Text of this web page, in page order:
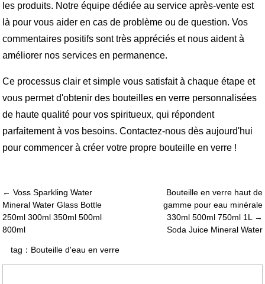
les produits. Notre équipe dédiée au service après-vente est
là pour vous aider en cas de problème ou de question. Vos
commentaires positifs sont très appréciés et nous aident à
améliorer nos services en permanence.
Ce processus clair et simple vous satisfait à chaque étape et
vous permet d'obtenir des bouteilles en verre personnalisées
de haute qualité pour vos spiritueux, qui répondent
parfaitement à vos besoins. Contactez-nous dès aujourd'hui
pour commencer à créer votre propre bouteille en verre !
← Voss Sparkling Water
Mineral Water Glass Bottle
250ml 300ml 350ml 500ml
800ml
Bouteille en verre haut de
gamme pour eau minérale
330ml 500ml 750ml 1L →
Soda Juice Mineral Water
tag： Bouteille d'eau en verre